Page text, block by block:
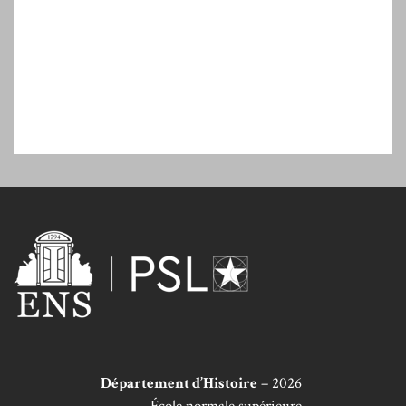
Département d’Histoire – 2026